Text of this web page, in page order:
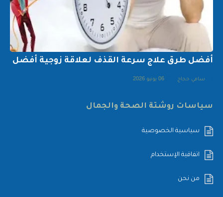
أفضل طرق علاج سرعة القذف لعلاقة زوجية أفضل
سامي حجاج 06 يونيو 2026
سياسات روشتة الصحة والجمال
سياسية الخصوصية
اتفاقية الإستخدام
من نحن